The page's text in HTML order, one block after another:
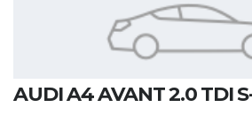
AUDI A4 AVANT 2.0 TDI